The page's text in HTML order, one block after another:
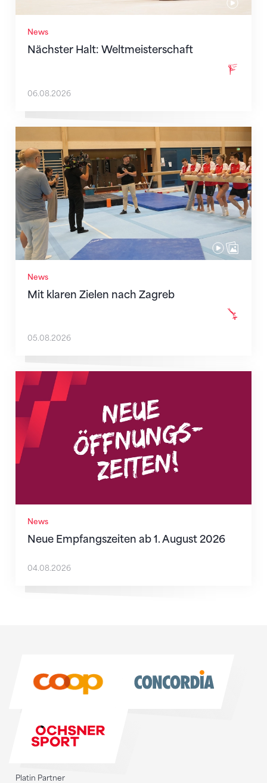
News
Nächster Halt: Weltmeisterschaft
06.08.2026
News
Mit klaren Zielen nach Zagreb
Mit klaren Zielen nach Zagreb
05.08.2026
News
Neue Empfangszeiten ab 1. August 2026
Neue Empfangszeiten ab 1. August 2026
04.08.2026
Platin Partner